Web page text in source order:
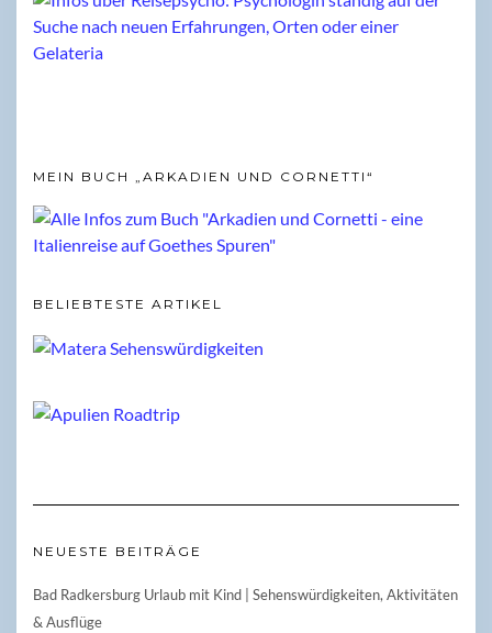
MEIN BUCH „ARKADIEN UND CORNETTI“
BELIEBTESTE ARTIKEL
NEUESTE BEITRÄGE
Bad Radkersburg Urlaub mit Kind | Sehenswürdigkeiten, Aktivitäten
& Ausflüge